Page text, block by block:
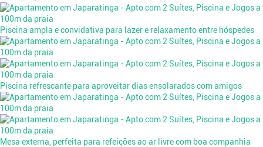
Piscina ampla e convidativa para lazer e relaxamento entre hóspedes
Piscina refrescante para aproveitar dias ensolarados com amigos
Mesa externa, perfeita para refeições ao ar livre com boa companhia